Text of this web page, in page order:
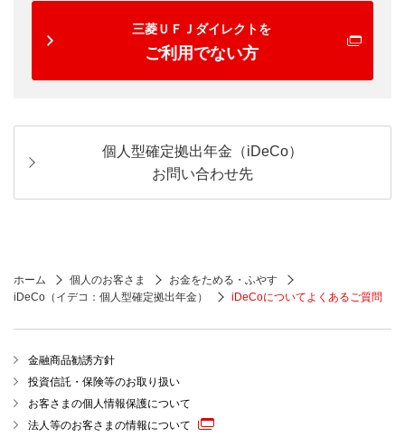
三菱ＵＦＪダイレクトを
ご利用でない方
個人型確定拠出年金（iDeCo）
お問い合わせ先
ホーム 個人のお客さま
お金をためる・ふやす
iDeCo（イデコ：個人型確定拠出年金）
iDeCoについてよくあるご質問
金融商品勧誘方針
投資信託・保険等のお取り扱い
お客さまの個人情報保護について
法人等のお客さまの情報について